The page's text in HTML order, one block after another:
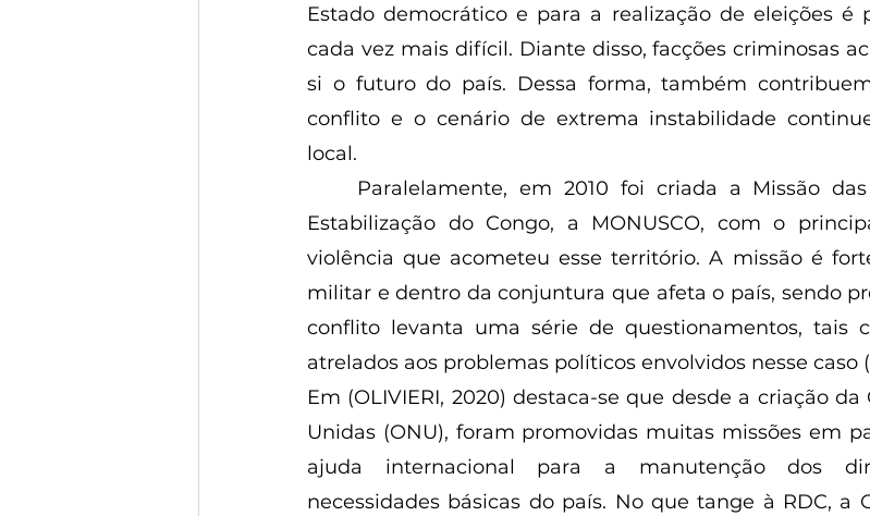
Estado democrático e para a realização de eleições é
cada vez mais difícil. Diante disso, facções criminosas
si o futuro do país. Dessa forma, também
conflito e o cenário de extrema instabilidade
local.
Estabilização do Congo, a MONUSCO, com o
violência que acometeu esse território. A missão é
militar e dentro da conjuntura que afeta o país, sendo
conflito levanta uma série de questionamentos, tais
atrelados aos problemas políticos envolvidos nesse caso
Em (OLIVIERI, 2020) destaca-se que desde a criação
Unidas (ONU), foram promovidas muitas missões em
ajuda internacional para a manutenção dos
necessidades básicas do país. No que tange à RDC, a